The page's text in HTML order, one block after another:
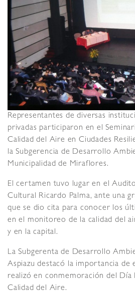
Representantes de diversas
privadas participaron en el
Calidad del Aire en Ciudades
la Subgerencia de Desarrollo
Municipalidad de Miraflores.
El certamen tuvo lugar en el
Cultural Ricardo Palma, ante una
que se dio cita para conocer los
en el monitoreo de la calidad del
y en la capital.
La Subgerenta de Desarrollo
Aspiazu destacó la importancia de
realizó en conmemoración del Día
Calidad del Aire.